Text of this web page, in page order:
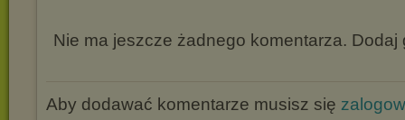
Nie ma jeszcze żadnego komentarza. Dodaj
Aby dodawać komentarze musisz się